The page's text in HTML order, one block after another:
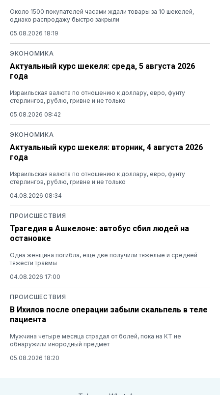
Около 1500 покупателей часами ждали товары за 10 шекелей,
однако распродажу быстро закрыли
05.08.2026 18:19
ЭКОНОМИКА
Актуальный курс шекеля: среда, 5 августа 2026
года
Израильская валюта по отношению к доллару, евро, фунту
стерлингов, рублю, гривне и не только
05.08.2026 08:42
ЭКОНОМИКА
Актуальный курс шекеля: вторник, 4 августа 2026
года
Израильская валюта по отношению к доллару, евро, фунту
стерлингов, рублю, гривне и не только
04.08.2026 08:34
ПРОИСШЕСТВИЯ
Трагедия в Ашкелоне: автобус сбил людей на
остановке
Одна женщина погибла, еще две получили тяжелые и средней
тяжести травмы
04.08.2026 17:00
ПРОИСШЕСТВИЯ
В Ихилов после операции забыли скальпель в теле
пациента
Мужчина четыре месяца страдал от болей, пока на КТ не
обнаружили инородный предмет
05.08.2026 18:20